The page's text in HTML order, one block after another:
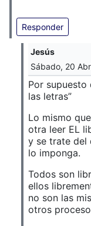
Responder
Jesús
Sábado, 20
Por supuesto
las letras”
Lo mismo
otra leer EL
y se trate del
lo imponga.
Todos son
ellos
no son las
otros